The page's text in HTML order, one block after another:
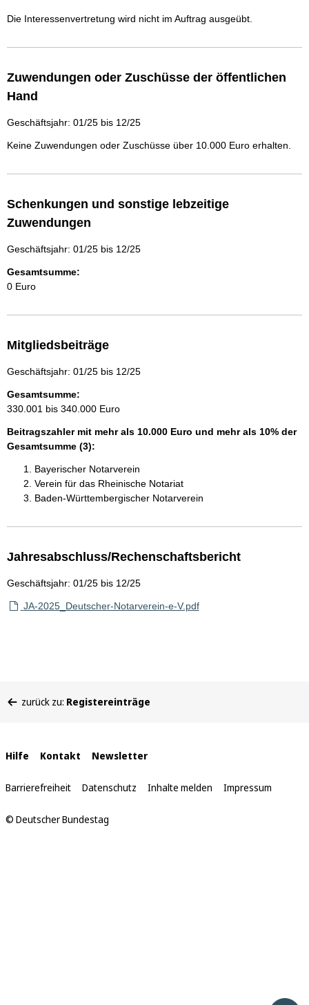
Die Interessenvertretung wird nicht im Auftrag ausgeübt.
Zuwendungen oder Zuschüsse der öffentlichen
Hand
Geschäftsjahr: 01/25 bis 12/25
Keine Zuwendungen oder Zuschüsse über 10.000 Euro erhalten.
Schenkungen und sonstige lebzeitige
Zuwendungen
Geschäftsjahr: 01/25 bis 12/25
Gesamtsumme:
0 Euro
Mitgliedsbeiträge
Geschäftsjahr: 01/25 bis 12/25
Gesamtsumme:
330.001 bis 340.000 Euro
Beitragszahler mit mehr als 10.000 Euro und mehr als 10% der
Gesamtsumme (3):
Bayerischer Notarverein
Verein für das Rheinische Notariat
Baden-Württembergischer Notarverein
Jahresabschluss/Rechenschaftsbericht
Geschäftsjahr: 01/25 bis 12/25
JA-2025_Deutscher-Notarverein-e-V.pdf
befinden
zurück zu: Registereinträge
Interne
Links
Hilfe Kontakt Newsletter
Barrierefreiheit Datenschutz Inhalte melden Impressum
© Deutscher Bundestag